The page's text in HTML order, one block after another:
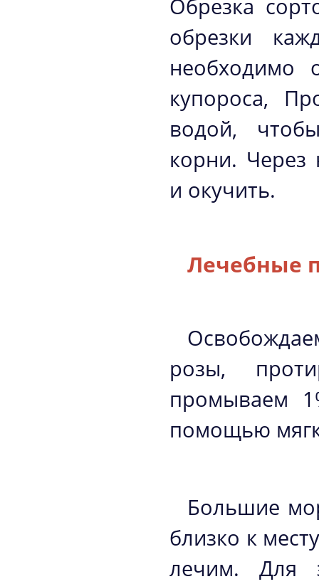
Обрезка
обрезки
необходимо
купороса,
водой,
корни. Через
и окучить.
Лечебные
розы,
промываем
помощью
Большие
близко к
лечим. Для